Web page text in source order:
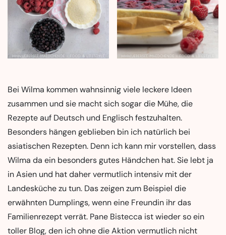
Bei Wilma kommen wahnsinnig viele leckere Ideen
zusammen und sie macht sich sogar die Mühe, die
Rezepte auf Deutsch und Englisch festzuhalten.
Besonders hängen geblieben bin ich natürlich bei
asiatischen Rezepten. Denn ich kann mir vorstellen, dass
Wilma da ein besonders gutes Händchen hat. Sie lebt ja
in Asien und hat daher vermutlich intensiv mit der
Landesküche zu tun. Das zeigen zum Beispiel die
erwähnten Dumplings, wenn eine Freundin ihr das
Familienrezept verrät. Pane Bistecca ist wieder so ein
toller Blog, den ich ohne die Aktion vermutlich nicht